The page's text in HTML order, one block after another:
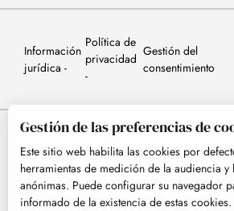
Información
jurídica
Política de
privacidad
Gestión del
consentimiento
Gestión de las preferencias de
Este sitio web habilita las cookies por
herramientas de medición de la audiencia y
anónimas. Puede configurar su navegador
informado de la existencia de estas